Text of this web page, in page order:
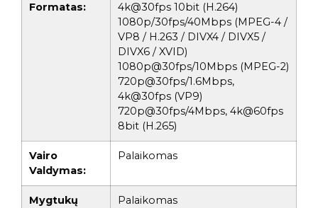
Formatas:
4k@30fps 10bit (H.264)
1080p/30fps/40Mbps (MPEG-4 /
VP8 / H.263 / DIVX4 / DIVX5 /
DIVX6 / XVID)
1080p@30fps/10Mbps (MPEG-2)
720p@30fps/1.6Mbps,
4k@30fps (VP9)
720p@30fps/4Mbps, 4k@60fps
8bit (H.265)
Vairo
Valdymas:
Palaikomas
Mygtukų
Palaikomas